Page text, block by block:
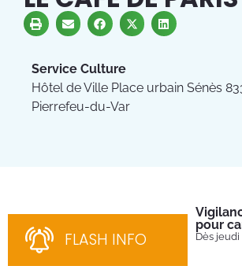
Service Culture
Hôtel de Ville Place urbain Sénès
Pierrefeu-du-Var
FLASH INFO
pour
Dès